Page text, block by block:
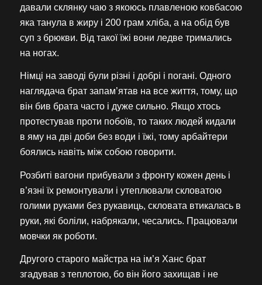
давали склянку чаю з якоюсь плавленою ковбасою
яка танула в жиру і 200 грам хліба, а на обід був
суп з брюкви. Від такої їжі вони ледве тримались
на ногах.
Німці на заводі були різні і добрі і погані. Одного
наглядача брат запам’ятав на все життя, тому, що
він бив брата часто і дуже сильно. Якщо хтось
протестував проти побоїв, то таких людей кидали
в яму на дві доби без води і їжі, тому арбайтери
боялись навіть між собою говорити.
Розбиті вагони прибували з фронту кожен день і
в’язні їх ремонтували і утеплювали скловатою
голими руками без рукавиць, скловата втикалась в
руки, які боліли, набрякали, чесались. Працювали
мовчки як роботи.
Другого старого майстра на ім’я Ханс брат
згадував з теплотою, бо він його захищав і не